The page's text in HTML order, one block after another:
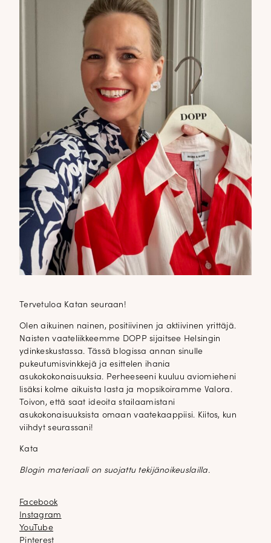
Tervetuloa Katan seuraan!
Olen aikuinen nainen, positiivinen ja aktiivinen yrittäjä.
Naisten vaateliikkeemme DOPP sijaitsee Helsingin
ydinkeskustassa. Tässä blogissa annan sinulle
pukeutumisvinkkejä ja esittelen ihania
asukokokonaisuuksia. Perheeseeni kuuluu aviomieheni
lisäksi kolme aikuista lasta ja mopsikoiramme Valora.
Toivon, että saat ideoita stailaamistani
asukokonaisuuksista omaan vaatekaappiisi. Kiitos, kun
viihdyt seurassani!
Kata
Blogin materiaali on suojattu tekijänoikeuslailla.
Facebook
Facebook
Instagram
Instagram
YouTube
YouTube
Pinterest
Pinterest